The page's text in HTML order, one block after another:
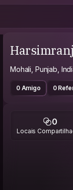
Mohali, Punjab,
0 Amigo 0
0
Locais